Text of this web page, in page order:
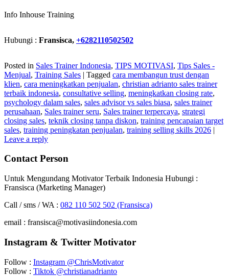
Info Inhouse Training
Hubungi : Fransisca, +6282110502502
Posted in Sales Trainer Indonesia, TIPS MOTIVASI, Tips Sales -
Menjual, Training Sales | Tagged cara membangun trust dengan
klien, cara meningkatkan penjualan, christian adrianto sales trainer
terbaik indonesia, consultative selling, meningkatkan closing rate,
psychology dalam sales, sales advisor vs sales biasa, sales trainer
perusahaan, Sales trainer seru, Sales trainer terpercaya, strategi
closing sales, teknik closing tanpa diskon, training pencapaian target
sales, training peningkatan penjualan, training selling skills 2026 |
Leave a reply
Contact Person
Untuk Mengundang Motivator Terbaik Indonesia Hubungi :
Fransisca (Marketing Manager)
Call / sms / WA : 082 110 502 502 (Fransisca)
email : fransisca@motivasiindonesia.com
Instagram & Twitter Motivator
Follow : Instagram @ChrisMotivator
Follow : Tiktok @christianadrianto